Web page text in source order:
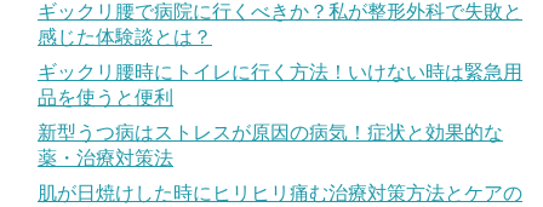
ギックリ腰で病院に行くべきか？私が整形外科で失敗と
感じた体験談とは？
ギックリ腰時にトイレに行く方法！いけない時は緊急用
品を使うと便利
新型うつ病はストレスが原因の病気！症状と効果的な
薬・治療対策法
肌が日焼けした時にヒリヒリ痛む治療対策方法とケアの